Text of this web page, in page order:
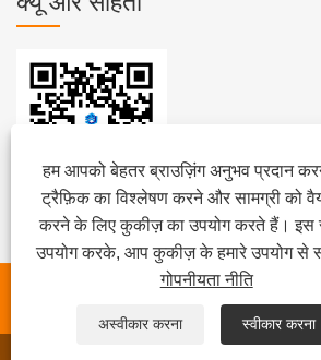
हम आपको बेहतर ब्राउज़िंग अनुभव प्रदान
ट्रैफ़िक का विश्लेषण करने और सामग्री को
करने के लिए कुकीज़ का उपयोग करते हैं। इस
उपयोग करके, आप कुकीज़ के हमारे उपयोग से
गोपनीयता नीति
अस्वीकार करना स्वीकार करना
कॉपीराइट © 2024 फ़ुज़ियान क्वानझोउ होंगजिया